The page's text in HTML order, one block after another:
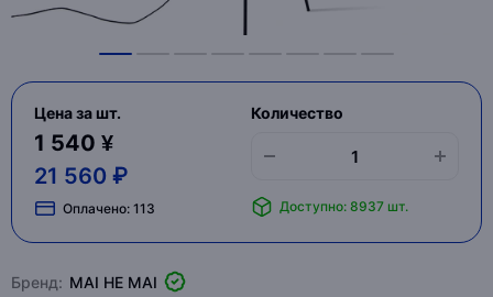
Цена за шт.
1 540 ¥
21 560 ₽
Оплачено: 113
Количество
Доступно: 8937 шт.
Бренд: MAI HE MAI